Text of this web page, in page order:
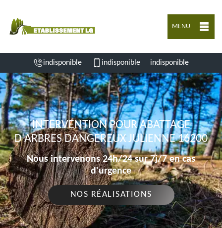
MENU
indisponible indisponible indisponible
INTERVENTION POUR ABATTAGE
D'ARBRES DANGEREUX JULIENNE 16200
Nous intervenons 24h/24 sur 7j/7 en cas
d'urgence
NOS RÉALISATIONS